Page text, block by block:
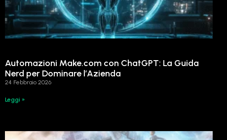
Automazioni Make.com con ChatGPT: La Guida
Nerd per Dominare l’Azienda
24 Febbraio 2026
Leggi »